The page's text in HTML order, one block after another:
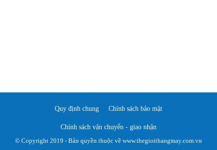
Quy định chung Chính sách bảo mật
Chính sách vận chuyển - giao nhận
© Copyright 2019 - Bản quyền thuộc về www.thegioithangmay.com.vn